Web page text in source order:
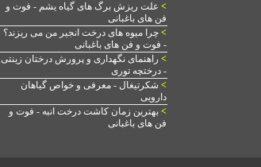
> علت ریزش برگ های گیاه یشم - فوت و
فن های باغبانی
> چرا میوه های درخت انجیر من می ریزند؟
- فوت و فن های باغبانی
> راهنمای نگهداری و پرورش درختان زینتی
- درختچه توری
> شکرتیغال - معرفی و خواص گیاهان
دارویی
> بهترین زمان کاشت درخت انبه - فوت و
فن های باغبانی